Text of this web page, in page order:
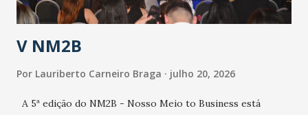
população e ao sistema de saúde. “Precisamos saber fazer a
estratificação do risco da doença, para não so...
V NM2B
Por Lauriberto Carneiro Braga julho 20, 2026
A 5ª edição do NM2B - Nosso Meio to Business está